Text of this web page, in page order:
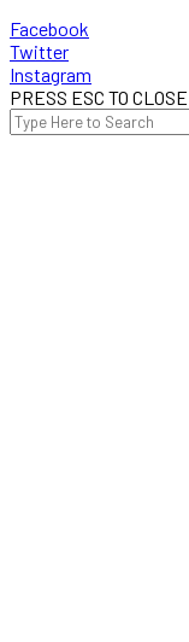
Facebook
Twitter
Instagram
PRESS ESC TO CLOSE